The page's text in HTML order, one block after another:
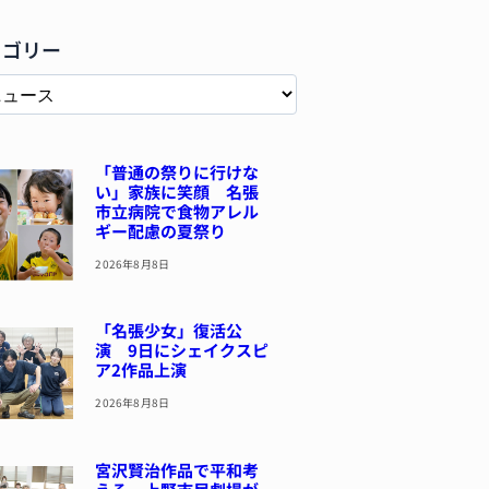
リー
「普通の祭りに行けな
い」家族に笑顔 名張
市立病院で食物アレル
ギー配慮の夏祭り
2026年8月8日
「名張少女」復活公
演 9日にシェイクスピ
ア2作品上演
2026年8月8日
宮沢賢治作品で平和考